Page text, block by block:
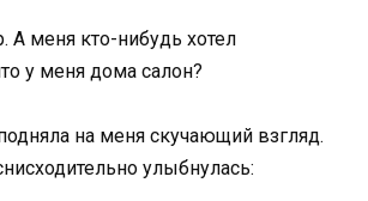
А меня кто-нибудь хотел
у меня дома салон?
на меня скучающий взгляд.
улыбнулась: